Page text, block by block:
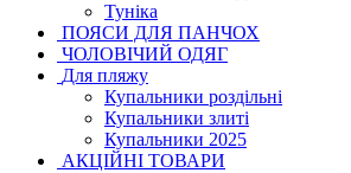
Туніка
ПОЯСИ ДЛЯ ПАНЧОХ
ЧОЛОВІЧИЙ ОДЯГ
Для пляжу
Купальники роздільні
Купальники злиті
Купальники 2025
АКЦІЙНІ ТОВАРИ